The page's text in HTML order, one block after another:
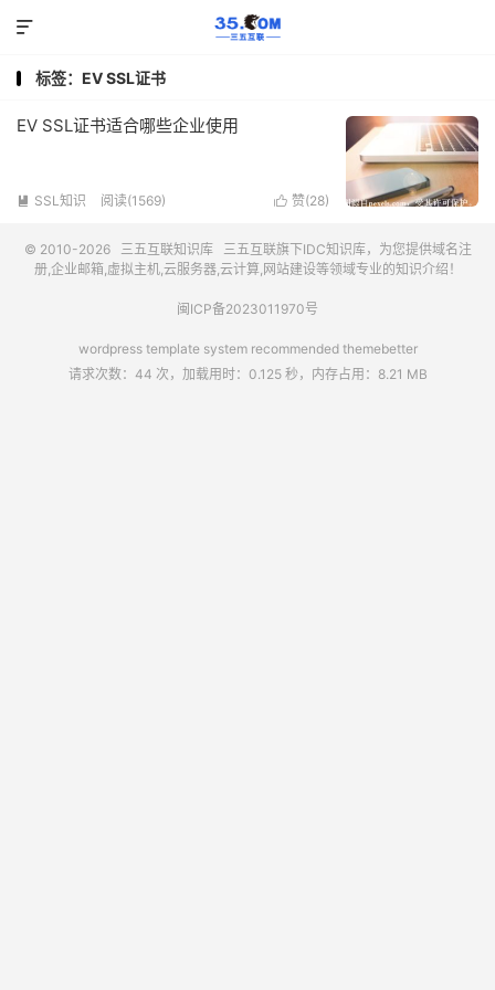

标签：EV SSL证书
EV SSL证书适合哪些企业使用
 SSL知识 阅读(1569)  赞(28)
© 2010-2026 三五互联知识库 三五互联旗下IDC知识库，为您提供域名注
册,企业邮箱,虚拟主机,云服务器,云计算,网站建设等领域专业的知识介绍！
闽ICP备2023011970号
wordpress template system recommended themebetter
请求次数：44 次，加载用时：0.125 秒，内存占用：8.21 MB